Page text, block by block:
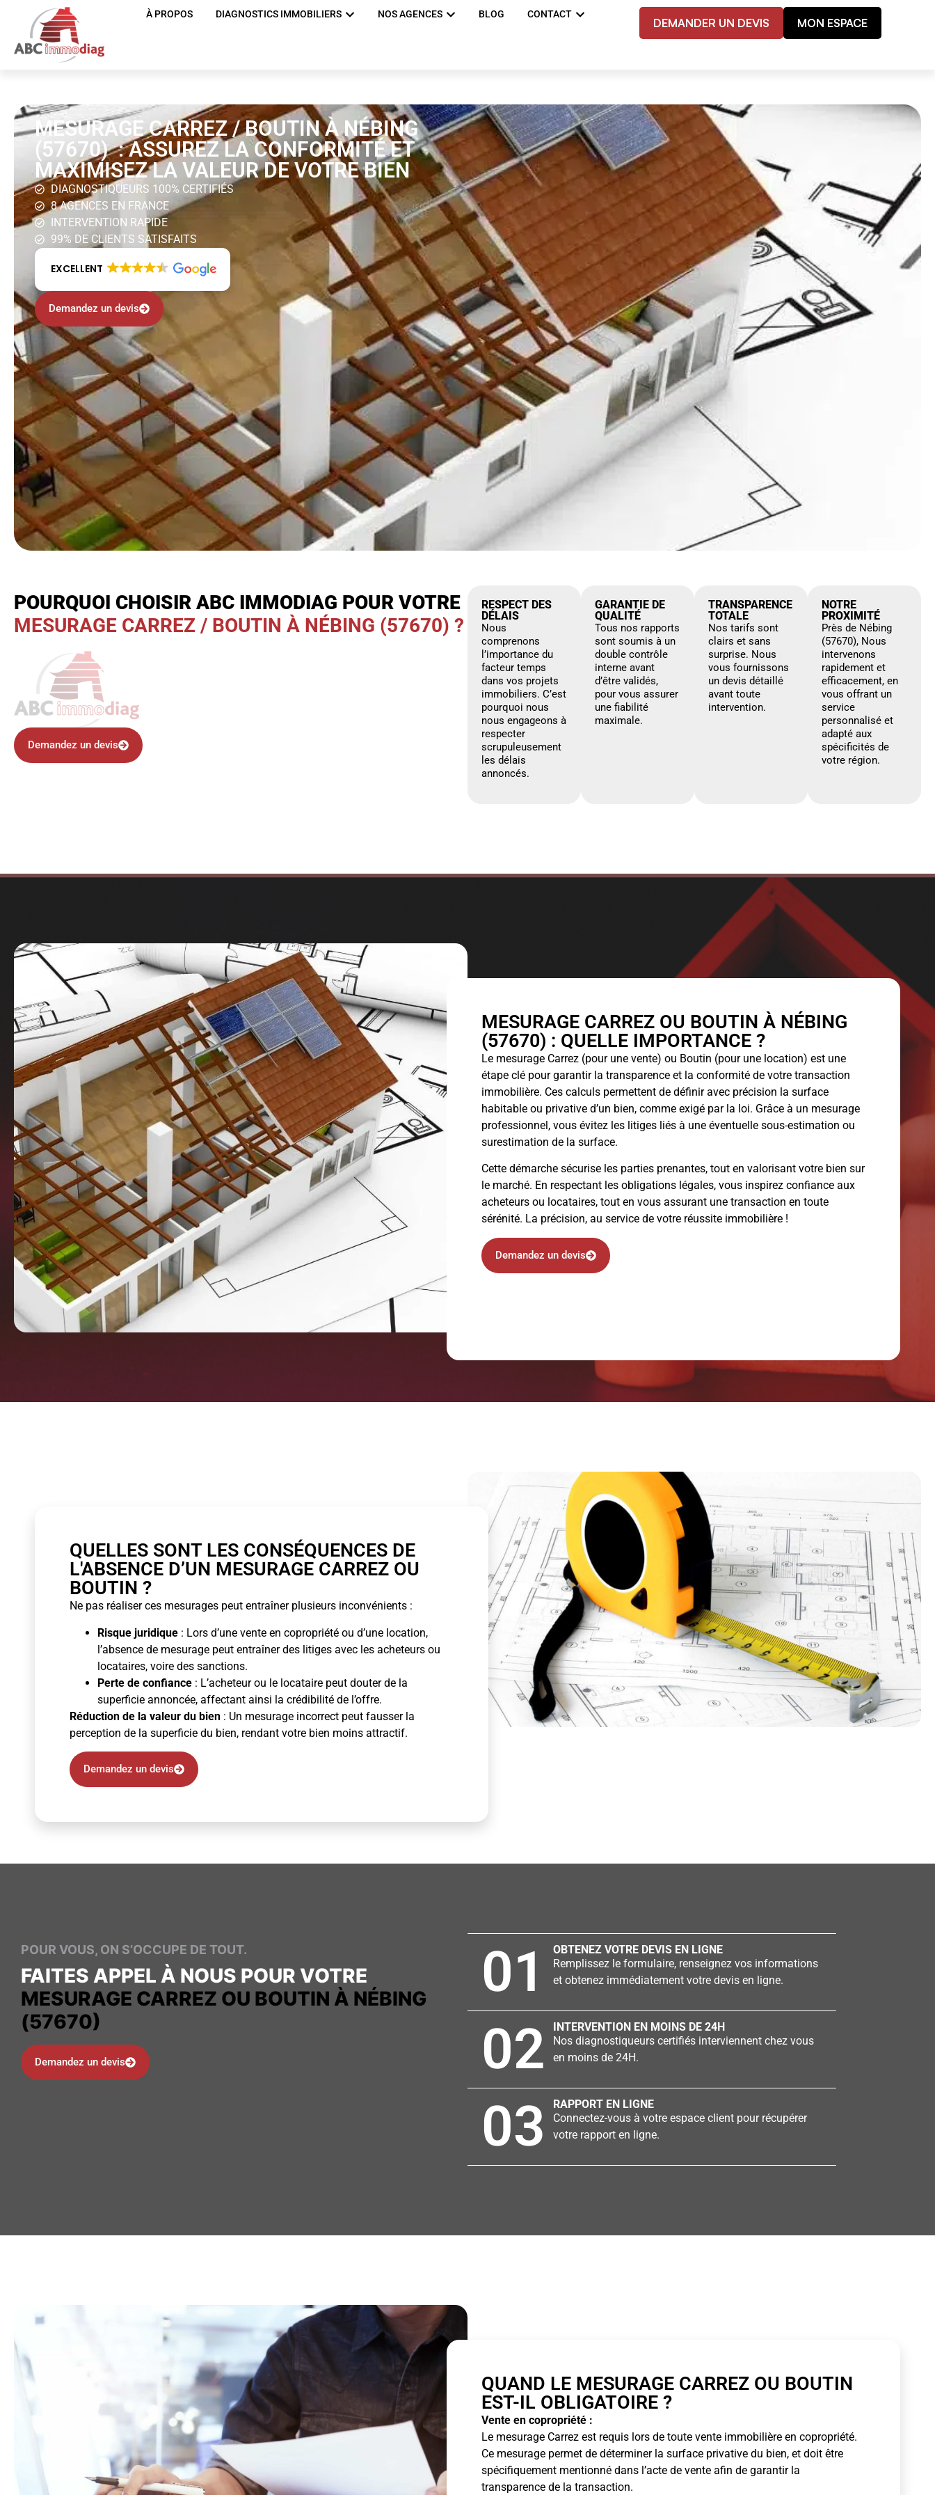
À PROPOS DIAGNOSTICS IMMOBILIERS NOS AGENCES BLOG CONTACT
DEMANDER UN DEVIS MON ESPACE
MESURAGE CARREZ / BOUTIN À NÉBING
(57670) : ASSUREZ LA CONFORMITÉ ET
MAXIMISEZ LA VALEUR DE VOTRE BIEN
DIAGNOSTIQUEURS 100% CERTIFIÉS
8 AGENCES EN FRANCE
INTERVENTION RAPIDE
99% DE CLIENTS SATISFAITS
EXCELLENT
Demandez un devis
POURQUOI CHOISIR ABC IMMODIAG POUR VOTRE
MESURAGE CARREZ / BOUTIN À NÉBING (57670) ?
Demandez un devis
RESPECT DES
DÉLAIS
Nous
comprenons
l’importance du
facteur temps
dans vos projets
immobiliers. C’est
pourquoi nous
nous engageons à
respecter
scrupuleusement
les délais
annoncés.
GARANTIE DE
QUALITÉ
Tous nos rapports
sont soumis à un
double contrôle
interne avant
d’être validés,
pour vous assurer
une fiabilité
maximale.
TRANSPARENCE
TOTALE
Nos tarifs sont
clairs et sans
surprise. Nous
vous fournissons
un devis détaillé
avant toute
intervention.
NOTRE
PROXIMITÉ
Près de Nébing
(57670), Nous
intervenons
rapidement et
efficacement, en
vous offrant un
service
personnalisé et
adapté aux
spécificités de
votre région.
MESURAGE CARREZ OU BOUTIN À NÉBING
(57670) : QUELLE IMPORTANCE ?
Le mesurage Carrez (pour une vente) ou Boutin (pour une location) est une
étape clé pour garantir la transparence et la conformité de votre transaction
immobilière. Ces calculs permettent de définir avec précision la surface
habitable ou privative d’un bien, comme exigé par la loi. Grâce à un mesurage
professionnel, vous évitez les litiges liés à une éventuelle sous-estimation ou
surestimation de la surface.
Cette démarche sécurise les parties prenantes, tout en valorisant votre bien sur
le marché. En respectant les obligations légales, vous inspirez confiance aux
acheteurs ou locataires, tout en vous assurant une transaction en toute
sérénité. La précision, au service de votre réussite immobilière !
Demandez un devis
QUELLES SONT LES CONSÉQUENCES DE
L'ABSENCE D’UN MESURAGE CARREZ OU
BOUTIN ?
Ne pas réaliser ces mesurages peut entraîner plusieurs inconvénients :
Risque juridique : Lors d’une vente en copropriété ou d’une location,
l’absence de mesurage peut entraîner des litiges avec les acheteurs ou
locataires, voire des sanctions.
Perte de confiance : L’acheteur ou le locataire peut douter de la
superficie annoncée, affectant ainsi la crédibilité de l’offre.
Réduction de la valeur du bien : Un mesurage incorrect peut fausser la
perception de la superficie du bien, rendant votre bien moins attractif.
Demandez un devis
POUR VOUS, ON S’OCCUPE DE TOUT.
FAITES APPEL À NOUS POUR VOTRE
MESURAGE CARREZ OU BOUTIN À NÉBING
(57670)
Demandez un devis
01
OBTENEZ VOTRE DEVIS EN LIGNE
Remplissez le formulaire, renseignez vos informations
et obtenez immédiatement votre devis en ligne.
02
INTERVENTION EN MOINS DE 24H
Nos diagnostiqueurs certifiés interviennent chez vous
en moins de 24H.
03
RAPPORT EN LIGNE
Connectez-vous à votre espace client pour récupérer
votre rapport en ligne.
QUAND LE MESURAGE CARREZ OU BOUTIN
EST-IL OBLIGATOIRE ?
Vente en copropriété :
Le mesurage Carrez est requis lors de toute vente immobilière en copropriété.
Ce mesurage permet de déterminer la surface privative du bien, et doit être
spécifiquement mentionné dans l’acte de vente afin de garantir la
transparence de la transaction.